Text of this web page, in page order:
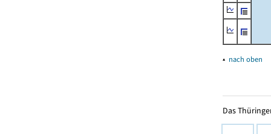
▴ nach oben
Das